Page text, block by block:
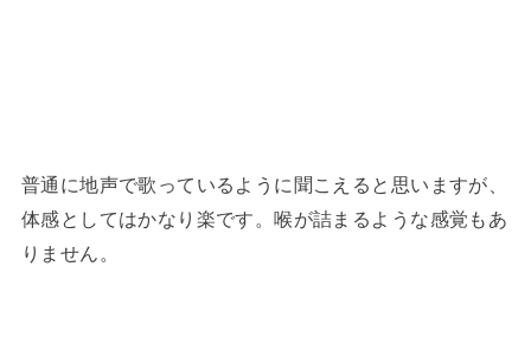
普通に地声で歌っているように聞こえると思いますが、
体感としてはかなり楽です。喉が詰まるような感覚もあ
りません。